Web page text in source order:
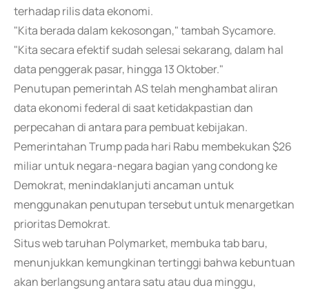
terhadap rilis data ekonomi.
"Kita berada dalam kekosongan," tambah Sycamore.
"Kita secara efektif sudah selesai sekarang, dalam hal
data penggerak pasar, hingga 13 Oktober."
Penutupan pemerintah AS telah menghambat aliran
data ekonomi federal di saat ketidakpastian dan
perpecahan di antara para pembuat kebijakan.
Pemerintahan Trump pada hari Rabu membekukan $26
miliar untuk negara-negara bagian yang condong ke
Demokrat, menindaklanjuti ancaman untuk
menggunakan penutupan tersebut untuk menargetkan
prioritas Demokrat.
Situs web taruhan Polymarket, membuka tab baru,
menunjukkan kemungkinan tertinggi bahwa kebuntuan
akan berlangsung antara satu atau dua minggu,